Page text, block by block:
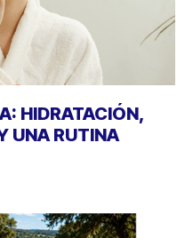
HIDRATACIÓN,
UNA RUTINA